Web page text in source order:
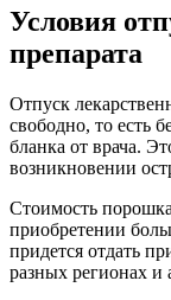
Условия
препарата
Отпуск
свободно, то есть
бланка от врача.
возникновении
Стоимость
приобретении
придется отдать
разных регионах и